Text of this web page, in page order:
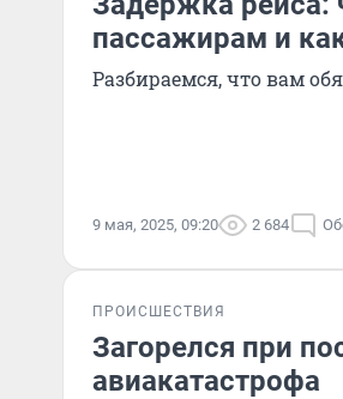
пассажирам и
Разбираемся, что вам
9 мая, 2025, 09:20 2 684
ПРОИСШЕСТВИЯ
Загорелся при
авиакатастрофа